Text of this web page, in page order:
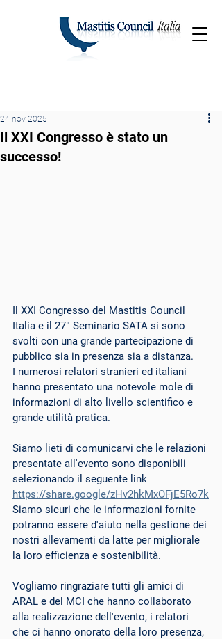
Il XXI Congresso è stato un
successo!
24 nov 2025
Il XXI Congresso del Mastitis Council
Italia e il 27° Seminario SATA si sono
svolti con una grande partecipazione di
pubblico sia in presenza sia a distanza.
I numerosi relatori stranieri ed italiani
hanno presentato una notevole mole di
informazioni di alto livello scientifico e
grande utilità pratica.
Siamo lieti di comunicarvi che le relazioni
presentate all'evento sono disponibili
selezionando il seguente link
https://share.google/zHv2hkMxOFjE5Ro7k
Siamo sicuri che le informazioni fornite
potranno essere d'aiuto nella gestione dei
nostri allevamenti da latte per migliorale
la loro efficienza e sostenibilità.
Vogliamo ringraziare tutti gli amici di
ARAL e del MCI che hanno collaborato
alla realizzazione dell'evento, i relatori
che ci hanno onorato della loro presenza,